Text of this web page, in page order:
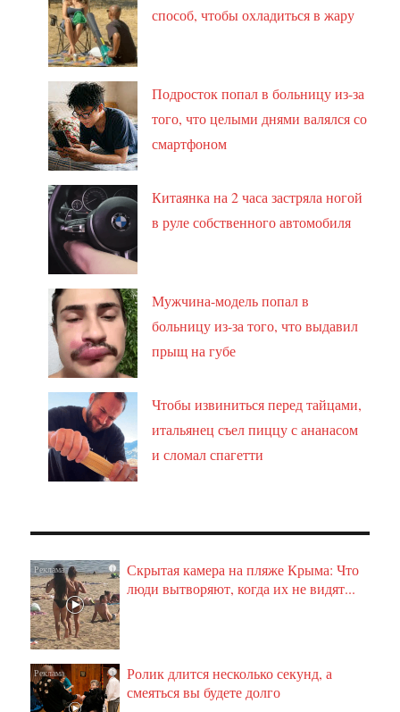
способ, чтобы охладиться в жару
Подросток попал в больницу из-за
того, что целыми днями валялся со
смартфоном
Китаянка на 2 часа застряла ногой
в руле собственного автомобиля
Мужчина-модель попал в
больницу из-за того, что выдавил
прыщ на губе
Чтобы извиниться перед тайцами,
итальянец съел пиццу с ананасом
и сломал спагетти
i
Скрытая камера на пляже Крыма: Что
люди вытворяют, когда их не видят...
i
Ролик длится несколько секунд, а
смеяться вы будете долго